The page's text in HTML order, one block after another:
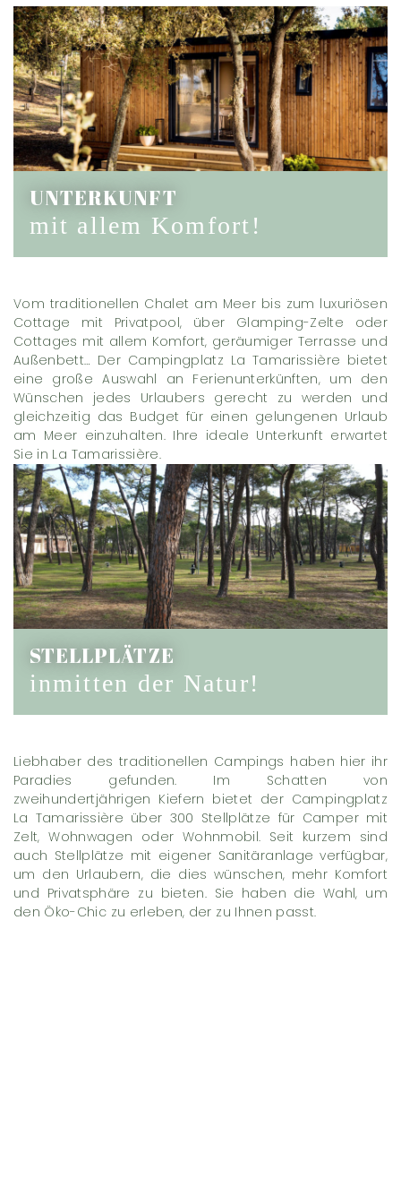
UNTERKUNFT
mit allem Komfort!
Vom traditionellen Chalet am Meer bis zum luxuriösen
Cottage mit Privatpool, über Glamping-Zelte oder
Cottages mit allem Komfort, geräumiger Terrasse und
Außenbett… Der Campingplatz La Tamarissière bietet
eine große Auswahl an Ferienunterkünften, um den
Wünschen jedes Urlaubers gerecht zu werden und
gleichzeitig das Budget für einen gelungenen Urlaub
am Meer einzuhalten. Ihre ideale Unterkunft erwartet
Sie in La Tamarissière.
STELLPLÄTZE
inmitten der Natur!
Liebhaber des traditionellen Campings haben hier ihr
Paradies gefunden. Im Schatten von
zweihundertjährigen Kiefern bietet der Campingplatz
La Tamarissière über 300 Stellplätze für Camper mit
Zelt, Wohnwagen oder Wohnmobil. Seit kurzem sind
auch Stellplätze mit eigener Sanitäranlage verfügbar,
um den Urlaubern, die dies wünschen, mehr Komfort
und Privatsphäre zu bieten. Sie haben die Wahl, um
den Öko-Chic zu erleben, der zu Ihnen passt.